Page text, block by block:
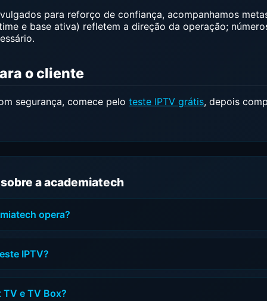
para reforço de confiança, acompanhamos
e base ativa) refletem a direção da operação;
o cliente
segurança, comece pelo teste IPTV grátis, depois
a academiatech
opera?
IPTV?
TV e TV Box?